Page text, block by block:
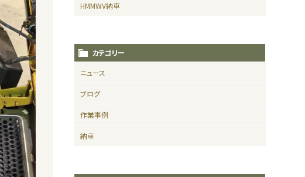
HMMWV納車
カテゴリー
ニュース
ブログ
作業事例
納車